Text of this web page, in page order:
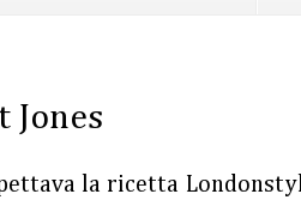
Jones
la ricetta